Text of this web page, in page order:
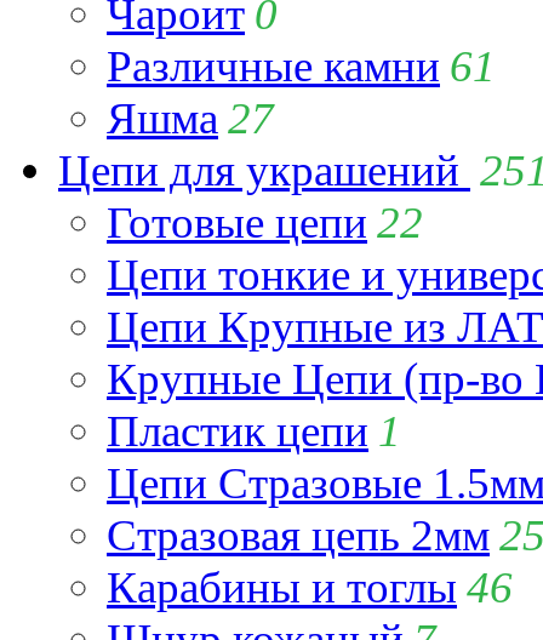
Чароит 0
Различные камни 61
Яшма 27
Цепи для украшений
Готовые цепи 22
Цепи тонкие и
Цепи Крупные из
Крупные Цепи (пр-во
Пластик цепи 1
Цепи Стразовые
Стразовая цепь 2мм
Карабины и тоглы 46